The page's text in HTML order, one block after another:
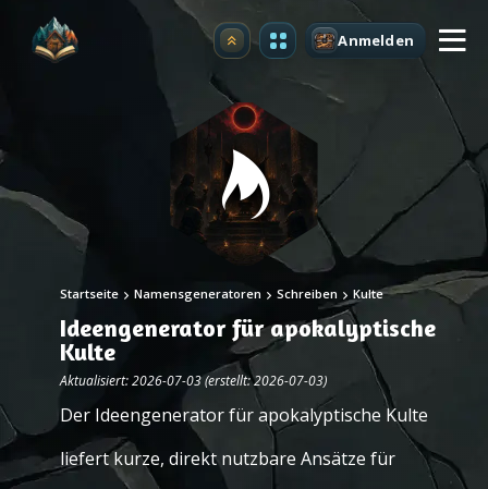
Upgrade Anmelden
Startseite Namensgeneratoren Schreiben Kulte
Ideengenerator für apokalyptische
Kulte
Aktualisiert: 2026-07-03 (erstellt: 2026-07-03)
Der Ideengenerator für apokalyptische Kulte
liefert kurze, direkt nutzbare Ansätze für